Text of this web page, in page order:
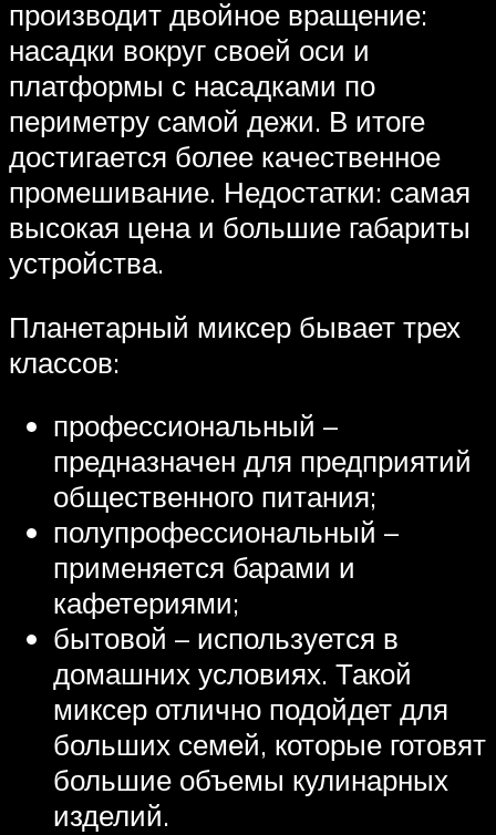
производит двойное вращение:
насадки вокруг своей оси и
платформы с насадками по
периметру самой дежи. В итоге
достигается более качественное
промешивание. Недостатки: самая
высокая цена и большие габариты
устройства.
Планетарный миксер бывает трех
классов:
профессиональный –
предназначен для предприятий
общественного питания;
полупрофессиональный –
применяется барами и
кафетериями;
бытовой – используется в
домашних условиях. Такой
миксер отлично подойдет для
больших семей, которые готовят
большие объемы кулинарных
изделий.